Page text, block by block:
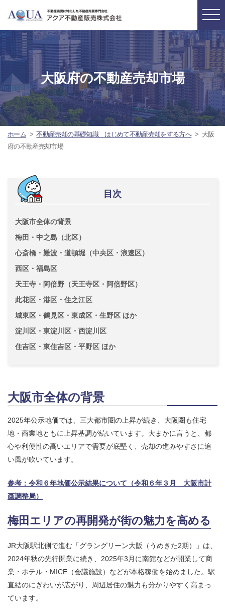
大阪府の不動産売却市場
ホーム 不動産売却の基礎知識 はじめて不動産売却をする方へ
大阪
府の不動産売却市場
目次
大阪市全体の背景
梅田・中之島（北区）
心斎橋・難波・道頓堀（中央区・浪速区）
西区・福島区
天王寺・阿倍野（天王寺区・阿倍野区）
此花区・港区・住之江区
城東区・鶴見区・東成区・生野区 ほか
淀川区・東淀川区・西淀川区
住吉区・東住吉区・平野区 ほか
大阪市全体の背景
2025年公示地価では、三大都市圏の上昇が続き、大阪圏も住宅
地・商業地ともに上昇基調が続いています。大まかに言うと、都
心や利便性の高いエリアで需要が底堅く、売却の進みやすさに追
い風が吹いています。
参考：令和６年地価公示結果について（令和６年３月 大阪市計
画調整局）
梅田エリアの再開発が街の魅力を高める
JR大阪駅北側で進む「グラングリーン大阪（うめきた2期）」は、
2024年秋の先行開業に続き、2025年3月に南館などが開業して商
業・ホテル・MICE（会議施設）などが本格稼働を始めました。駅
直結のにぎわいが広がり、周辺居住の魅力も分かりやすく高まっ
ています。